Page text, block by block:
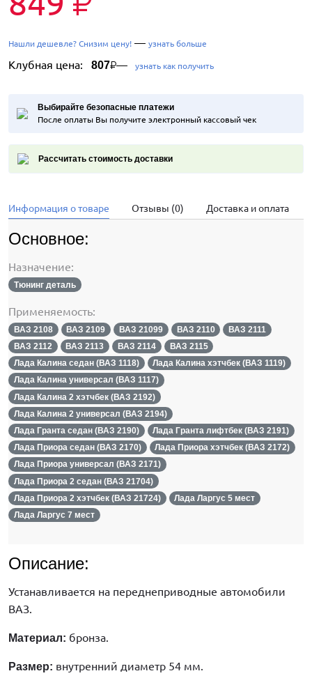
Нашли дешевле? Снизим цену! — узнать больше
Клубная цена: 807₽— узнать как получить
Выбирайте безопасные платежи
После оплаты Вы получите электронный кассовый чек
Рассчитать стоимость доставки
Информация о товаре Отзывы (0) Доставка и оплата
Основное:
Назначение:
Тюнинг деталь
Применяемость:
ВАЗ 2108 ВАЗ 2109 ВАЗ 21099 ВАЗ 2110
ВАЗ 2111
ВАЗ 2112
ВАЗ 2113 ВАЗ 2114
ВАЗ 2115
Лада Калина седан (ВАЗ 1118)
Лада Калина хэтчбек (ВАЗ 1119)
Лада Калина универсал (ВАЗ 1117)
Лада Калина 2 хэтчбек (ВАЗ 2192)
Лада Калина 2 универсал (ВАЗ 2194)
Лада Гранта седан (ВАЗ 2190)
Лада Гранта лифтбек (ВАЗ 2191)
Лада Приора седан (ВАЗ 2170)
Лада Приора хэтчбек (ВАЗ 2172)
Лада Приора универсал (ВАЗ 2171)
Лада Приора 2 седан (ВАЗ 21704)
Лада Приора 2 хэтчбек (ВАЗ 21724)
Лада Ларгус 5 мест
Лада Ларгус 7 мест
Описание:
Устанавливается на переднеприводные автомобили
ВАЗ.
Материал: бронза.
Размер: внутренний диаметр 54 мм.